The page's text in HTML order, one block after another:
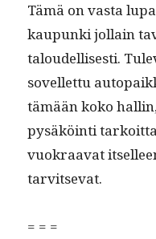
Tämä on vas­ta
kaupun­ki jol­lain
taloudel­lis­es­ti.
sovel­let­tu
tämään koko
pysäköin­ti
vuokraa­vat
tarvitsevat.
= = =